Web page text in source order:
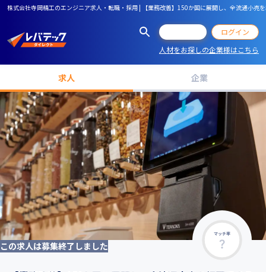
株式会社寺岡精工のエンジニア求人・転職・採用 | 【業務改善】150か国に展開し、全流通小売
ログイン
人材をお探しの企業様はこちら
求人 企業
マッチ率
この求人は募集終了しました